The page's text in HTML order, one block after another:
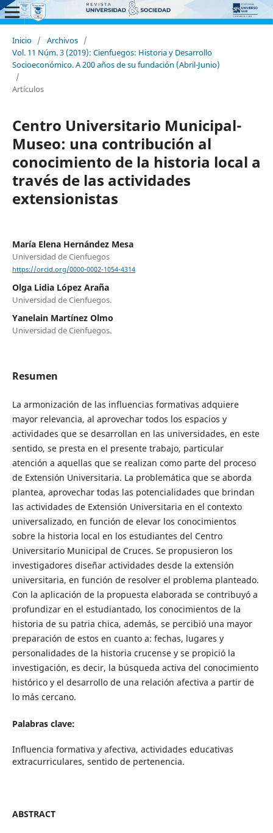
Inicio / Archivos /
Vol. 11 Núm. 3 (2019): Cienfuegos: Historia y Desarrollo
Socioeconómico. A 200 años de su fundación (Abril-Junio)
/
Artículos
Centro Universitario Municipal-
Museo: una contribución al
conocimiento de la historia local a
través de las actividades
extensionistas
María Elena Hernández Mesa
Universidad de Cienfuegos
https://orcid.org/0000-0002-1054-4314
Olga Lidia López Araña
Universidad de Cienfuegos.
Yanelain Martínez Olmo
Universidad de Cienfuegos.
Resumen
La armonización de las influencias formativas adquiere
mayor relevancia, al aprovechar todos los espacios y
actividades que se desarrollan en las universidades, en este
sentido, se presta en el presente trabajo, particular
atención a aquellas que se realizan como parte del proceso
de Extensión Universitaria. La problemática que se aborda
plantea, aprovechar todas las potencialidades que brindan
las actividades de Extensión Universitaria en el contexto
universalizado, en función de elevar los conocimientos
sobre la historia local en los estudiantes del Centro
Universitario Municipal de Cruces. Se propusieron los
investigadores diseñar actividades desde la extensión
universitaria, en función de resolver el problema planteado.
Con la aplicación de la propuesta elaborada se contribuyó a
profundizar en el estudiantado, los conocimientos de la
historia de su patria chica, además, se percibió una mayor
preparación de estos en cuanto a: fechas, lugares y
personalidades de la historia crucense y se propició la
investigación, es decir, la búsqueda activa del conocimiento
histórico y el desarrollo de una relación afectiva a partir de
lo más cercano.
Palabras clave:
Influencia formativa y afectiva, actividades educativas
extracurriculares, sentido de pertenencia.
ABSTRACT